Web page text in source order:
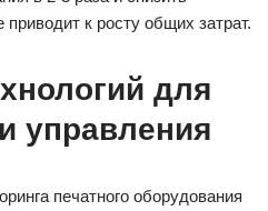
приводит к росту общих затрат.
для
управления
печатного оборудования